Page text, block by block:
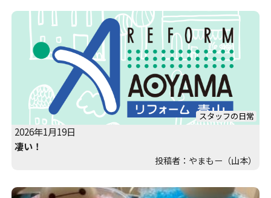
2026年1月19日
スタッフの日常
凄い！
投稿者：やまもー（山本）